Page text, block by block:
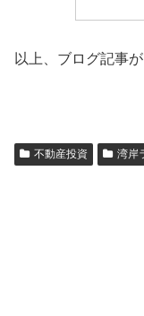
以上、ブログ記事
不動産投資 湾岸